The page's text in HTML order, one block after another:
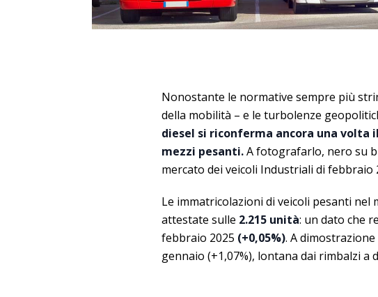
Nonostante le normative sempre più
della mobilità – e le turbolenze
diesel si riconferma ancora una volta
mezzi pesanti.A fotografarlo, nero su
mercato dei veicoli Industriali di febbraio
Le immatricolazioni di veicoli pesanti nel
attestate sulle 2.215 unità: un dato che
febbraio 2025 (+0,05%). A
gennaio (+1,07%), lontana dai rimbalzi a